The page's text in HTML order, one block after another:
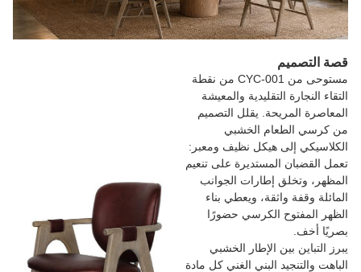
قصة التصميم
مستوحى من CYC-001 من نقطة
التقاء النجارة التقليدية والمعيشة
المعاصرة المريحة. يقلل التصميم
من كرسي الطعام الخشبي
الكلاسيكي إلى هيكل نظيف ومعبر:
تعمل القضبان المستديرة على تنعيم
المظهر، وتخلق إطارات الجوانب
المائلة وقفة واثقة، ويعطي بناء
الظهر المفتوح الكرسي حضورًا
بصريًا أخف.
يبرز التباين بين الإطار الخشبي
الباهت والتنجيد البني الغني كل مادة